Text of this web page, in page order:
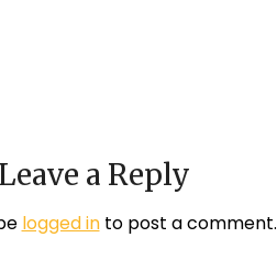
Leave a Reply
logged into post a comment.